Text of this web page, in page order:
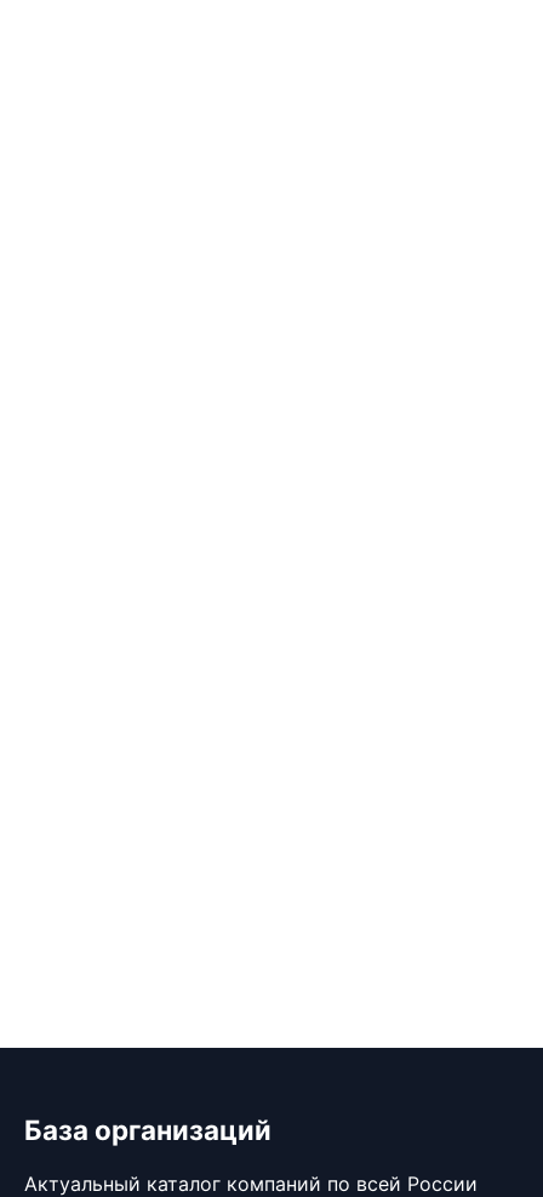
База организаций
Актуальный каталог компаний по всей России